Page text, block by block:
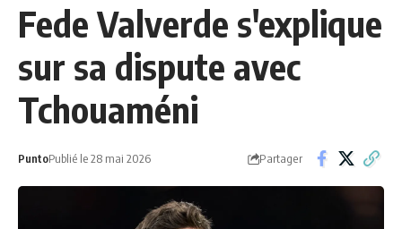
Fede Valverde s'explique
sur sa dispute avec
Tchouaméni
PuntoPublié le 28 mai 2026 Partager